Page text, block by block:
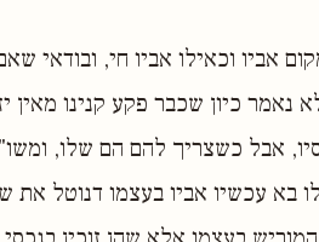
אביו וכאילו אביו חי, ובודאי
כיון שכבר פקע קנינו מאין
אבל כשצריך להם הם שלו,
בא עכשיו אביו בעצמו דנוטל את